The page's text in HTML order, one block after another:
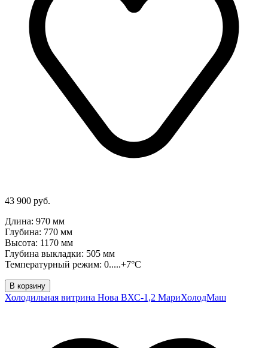
43 900 руб.
Длина: 970 мм
Глубина: 770 мм
Высота: 1170 мм
Глубина выкладки: 505 мм
Температурный режим: 0.....+7°C
В корзину
Холодильная витрина Нова ВХС-1,2 МариХолодМаш